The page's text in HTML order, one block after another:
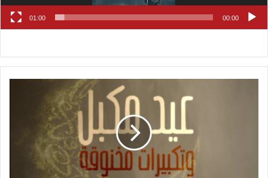
00:00
01:00